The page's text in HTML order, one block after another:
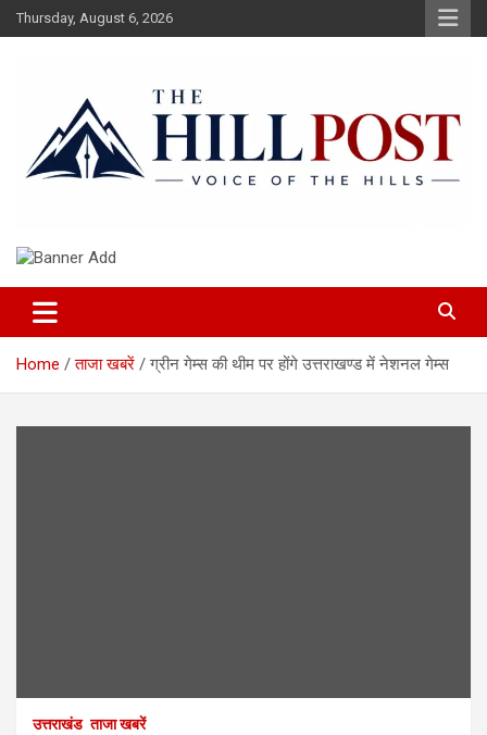
Skip
to
Thursday, August 6, 2026
The Hillpost
Home ताजा खबरें ग्रीन गेम्स की थीम पर होंगे उत्तराखण्ड में नेशनल गेम्स
उत्तराखंड ताजा खबरें